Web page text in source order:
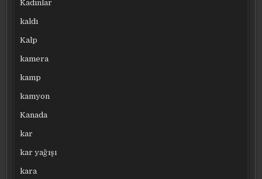
Kadınlar
kaldı
Kalp
kamera
kamp
kamyon
Kanada
kar
kar yağışı
kara